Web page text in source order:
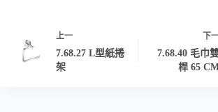
上一
7.68.27 L型紙捲
架
下
7.68.40 毛巾
桿 65